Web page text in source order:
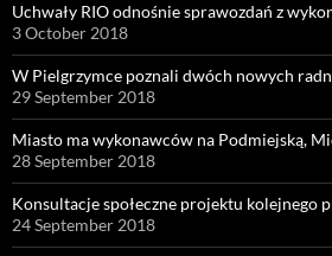
Uchwały RIO odnośnie sprawozdań z
3 October 2018
W Pielgrzymce poznali dwóch nowych
29 September 2018
Miasto ma wykonawców na Podmiejską,
28 September 2018
Konsultacje społeczne projektu kolejnego
24 September 2018